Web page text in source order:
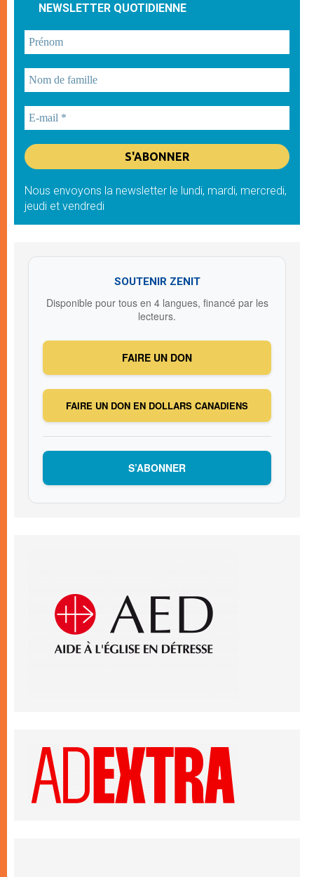
NEWSLETTER QUOTIDIENNE
Nous envoyons la newsletter le lundi, mardi, mercredi,
jeudi et vendredi
SOUTENIR ZENIT
Disponible pour tous en 4 langues, financé par les
lecteurs.
FAIRE UN DON
FAIRE UN DON EN DOLLARS CANADIENS
S’ABONNER